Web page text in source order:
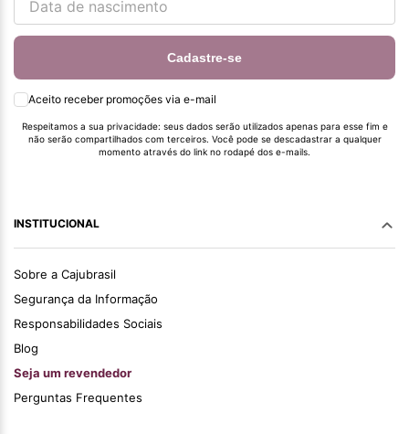
Cadastre-se
Aceito receber promoções via e-mail
Respeitamos a sua privacidade: seus dados serão utilizados apenas para esse fim e
não serão compartilhados com terceiros. Você pode se descadastrar a qualquer
momento através do link no rodapé dos e-mails.
INSTITUCIONAL
Sobre a Cajubrasil
Segurança da Informação
Responsabilidades Sociais
Blog
Seja um revendedor
Perguntas Frequentes